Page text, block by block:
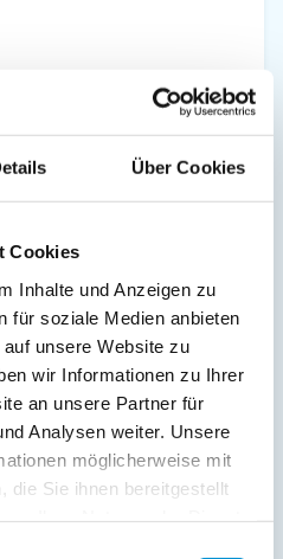
Über Cookies
Cookies
Inhalte und Anzeigen zu
für soziale Medien anbieten
unsere Website zu
wir Informationen zu Ihrer
an unsere Partner für
Analysen weiter. Unsere
möglicherweise mit
die Sie ihnen bereitgestellt
(gegen Aufpreis),
Sommertagen am
sportlich zu betätigen.
Zeit des Jahres nach einer
sturmgepeitschten
im warmen Hause, vielleicht
sich für jeden Naturliebhaber